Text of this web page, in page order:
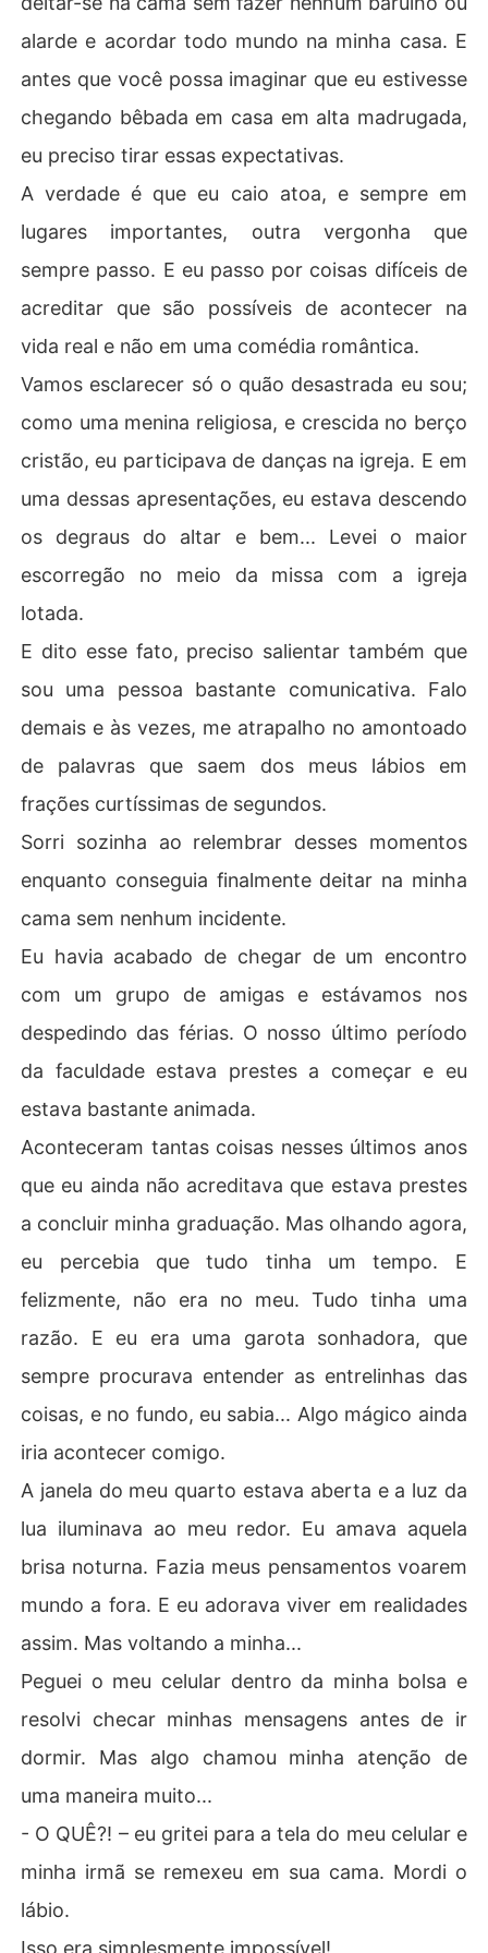
alarde e acordar todo mundo na minha casa. E
antes que você possa imaginar que eu estivesse
chegando bêbada em casa em alta madrugada,
eu preciso tirar essas expectativas.
A verdade é que eu caio atoa, e sempre em
lugares importantes, outra vergonha que
sempre passo. E eu passo por coisas difíceis de
acreditar que são possíveis de acontecer na
vida real e não em uma comédia romântica.
Vamos esclarecer só o quão desastrada eu sou;
como uma menina religiosa, e crescida no berço
cristão, eu participava de danças na igreja. E em
uma dessas apresentações, eu estava descendo
os degraus do altar e bem... Levei o maior
escorregão no meio da missa com a igreja
lotada.
E dito esse fato, preciso salientar também que
sou uma pessoa bastante comunicativa. Falo
demais e às vezes, me atrapalho no amontoado
de palavras que saem dos meus lábios em
frações curtíssimas de segundos.
Sorri sozinha ao relembrar desses momentos
enquanto conseguia finalmente deitar na minha
cama sem nenhum incidente.
Eu havia acabado de chegar de um encontro
com um grupo de amigas e estávamos nos
despedindo das férias. O nosso último período
da faculdade estava prestes a começar e eu
estava bastante animada.
Aconteceram tantas coisas nesses últimos anos
que eu ainda não acreditava que estava prestes
a concluir minha graduação. Mas olhando agora,
eu percebia que tudo tinha um tempo. E
felizmente, não era no meu. Tudo tinha uma
razão. E eu era uma garota sonhadora, que
sempre procurava entender as entrelinhas das
coisas, e no fundo, eu sabia... Algo mágico ainda
iria acontecer comigo.
A janela do meu quarto estava aberta e a luz da
lua iluminava ao meu redor. Eu amava aquela
brisa noturna. Fazia meus pensamentos voarem
mundo a fora. E eu adorava viver em realidades
assim. Mas voltando a minha...
Peguei o meu celular dentro da minha bolsa e
resolvi checar minhas mensagens antes de ir
dormir. Mas algo chamou minha atenção de
uma maneira muito...
- O QUÊ?! – eu gritei para a tela do meu celular e
minha irmã se remexeu em sua cama. Mordi o
lábio.
Isso era simplesmente impossível!